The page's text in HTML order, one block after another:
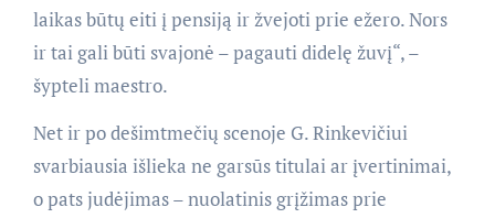
laikas būtų eiti į pensiją ir žvejoti prie ežero. Nors
ir tai gali būti svajonė – pagauti didelę žuvį“, –
šypteli maestro.
Net ir po dešimtmečių scenoje G. Rinkevičiui
svarbiausia išlieka ne garsūs titulai ar įvertinimai,
o pats judėjimas – nuolatinis grįžimas prie